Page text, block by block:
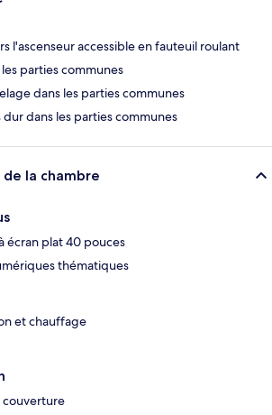
l'ascenseur accessible en fauteuil roulant
les parties communes
dans les parties communes
dur dans les parties communes
la chambre
écran plat 40 pouces
thématiques
et chauffage
couverture